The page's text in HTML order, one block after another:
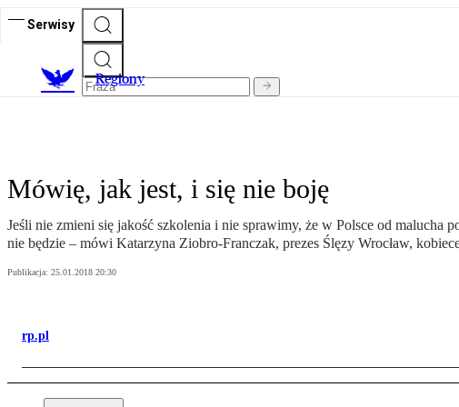
Serwisy
Regiony
Mówię, jak jest, i się nie boję
Jeśli nie zmieni się jakość szkolenia i nie sprawimy, że w Polsce od
nie będzie – mówi Katarzyna Ziobro-Franczak, prezes Ślęzy Wrocław,
Publikacja: 25.01.2018 20:30
rp.pl